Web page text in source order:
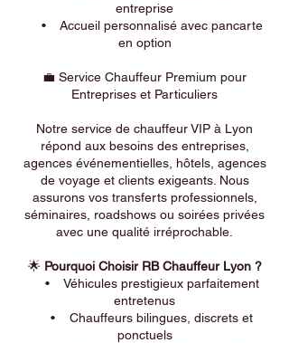
entreprise
• Accueil personnalisé avec pancarte
en option
💼 Service Chauffeur Premium pour
Entreprises et Particuliers
Notre service de chauffeur VIP à Lyon
répond aux besoins des entreprises,
agences événementielles, hôtels, agences
de voyage et clients exigeants. Nous
assurons vos transferts professionnels,
séminaires, roadshows ou soirées privées
avec une qualité irréprochable.
🌟 Pourquoi Choisir RB Chauffeur Lyon ?
• Véhicules prestigieux parfaitement
entretenus
• Chauffeurs bilingues, discrets et
ponctuels